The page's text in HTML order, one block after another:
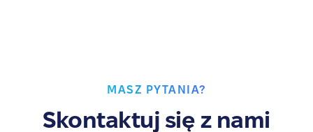
MASZ PYTANIA?
Skontaktuj się z nami